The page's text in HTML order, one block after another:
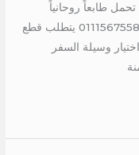
طابعاً روحانياً
ونفسياً خاصاً. ايجار ميكروباص الى حميثره 01115675586 يتطلب قطع
وسيلة السفر